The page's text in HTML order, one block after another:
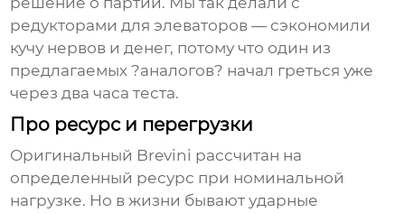
редукторами для элеваторов — сэкономили
кучу нервов и денег, потому что один из
предлагаемых ?аналогов? начал греться уже
через два часа теста.
Про ресурс и перегрузки
Оригинальный Brevini рассчитан на
определенный ресурс при номинальной
нагрузке. Но в жизни бывают ударные